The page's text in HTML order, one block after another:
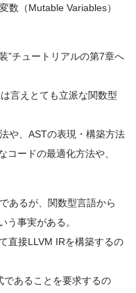
数（Mutable Variables）
”チュートリアルの第7章へ
言えとても立派な関数型
や、ASTの表現・構築方法
コードの最適化方法や、
あるが、関数型言語から
う事実がある。
直接LLVM IRを構築するの
であることを要求するの